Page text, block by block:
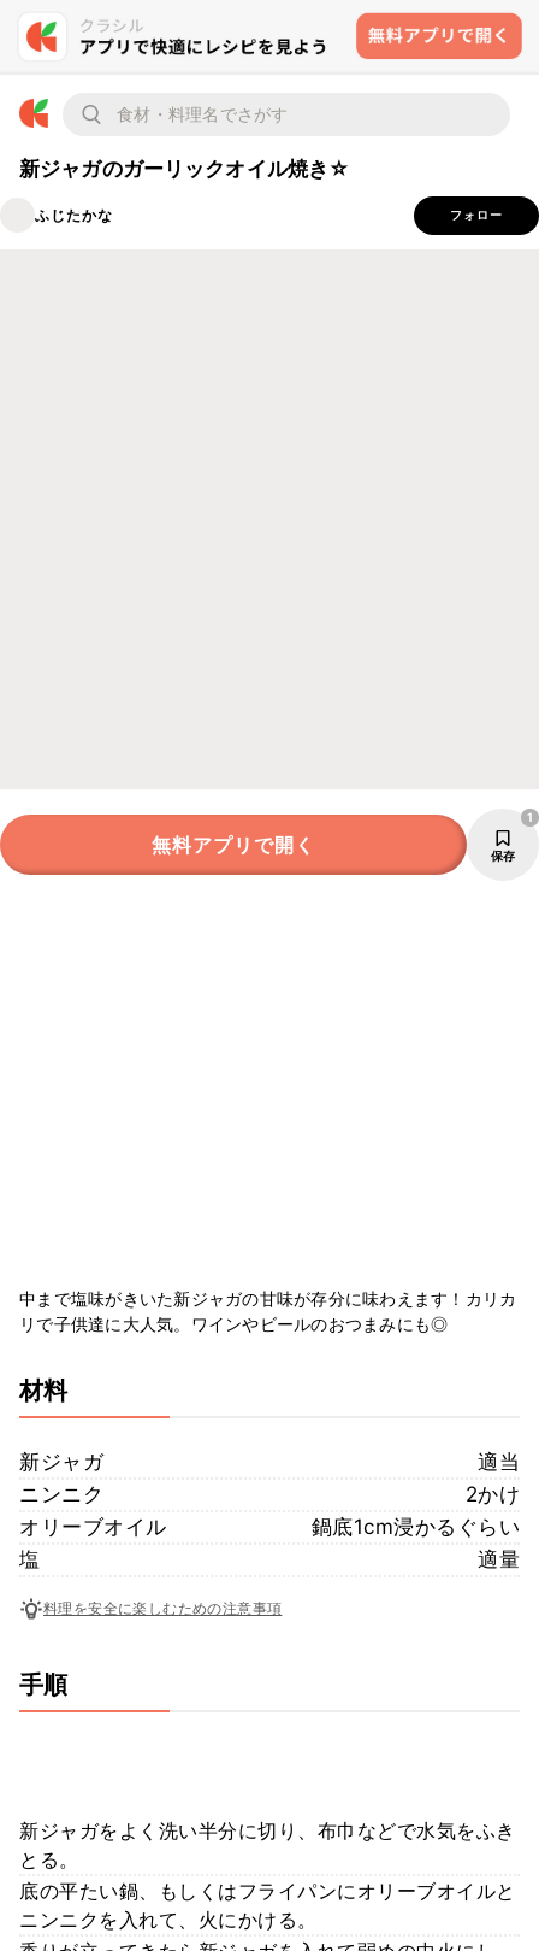
新ジャガのガーリックオイル焼き☆
ふじたかな フォロー
無料アプリで開く 保存
1
中まで塩味がきいた新ジャガの甘味が存分に味わえます！カリカ
リで子供達に大人気。ワインやビールのおつまみにも◎
材料
新ジャガ
適当
ニンニク
2かけ
オリーブオイル
鍋底1cm浸かるぐらい
塩
適量
料理を安全に楽しむための注意事項
手順
新ジャガをよく洗い半分に切り、布巾などで水気をふき
とる。
底の平たい鍋、もしくはフライパンにオリーブオイルと
ニンニクを入れて、火にかける。